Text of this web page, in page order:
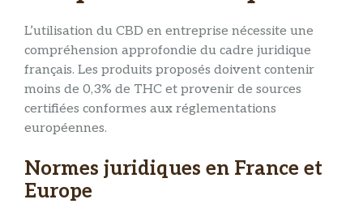
L’utilisation du CBD en entreprise nécessite une
compréhension approfondie du cadre juridique
français. Les produits proposés doivent contenir
moins de 0,3% de THC et provenir de sources
certifiées conformes aux réglementations
européennes.
Normes juridiques en France et
Europe